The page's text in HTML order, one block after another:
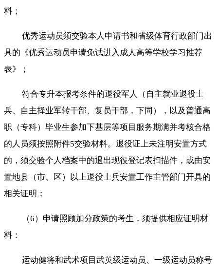
料；
优秀运动员须交验本人申请书和省级体育行政部门出
具的《优秀运动员申请免试进入成人高等学校学习推荐
表》；
符合专升本报考条件的退役军人（自主就业退役士
兵、自主择业军转干部、复员干部，下同），以及普通高
职（专科）毕业生参加下基层等项目服务期满并考核合格
的人员须按照附件5交验材料。退役证上未注明安置方式
的，须交验个人档案中的退出现役登记表扫描件，或由安
置地县（市、区）以上退役士兵安置工作主管部门开具的
相关证明；
（6）申请照顾加分政策的考生，须提供相应证明材
料：
运动健将和武术项目武英级运动员、一级运动员称号